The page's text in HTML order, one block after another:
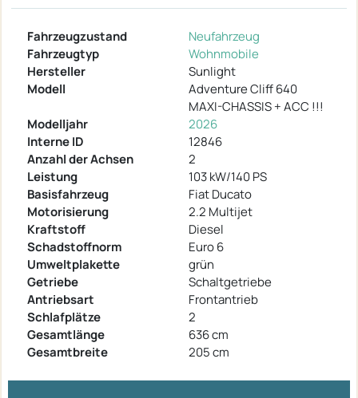
Fahrzeugzustand
Neufahrzeug
Fahrzeugtyp
Wohnmobile
Hersteller
Sunlight
Modell
Adventure Cliff 640
MAXI-CHASSIS + ACC !!!
Modelljahr
2026
Interne ID
12846
Anzahl der Achsen
2
Leistung
103 kW/140 PS
Basisfahrzeug
Fiat Ducato
Motorisierung
2.2 Multijet
Kraftstoff
Diesel
Schadstoffnorm
Euro 6
Umweltplakette
grün
Getriebe
Schaltgetriebe
Antriebsart
Frontantrieb
Schlafplätze
2
Gesamtlänge
636 cm
Gesamtbreite
205 cm